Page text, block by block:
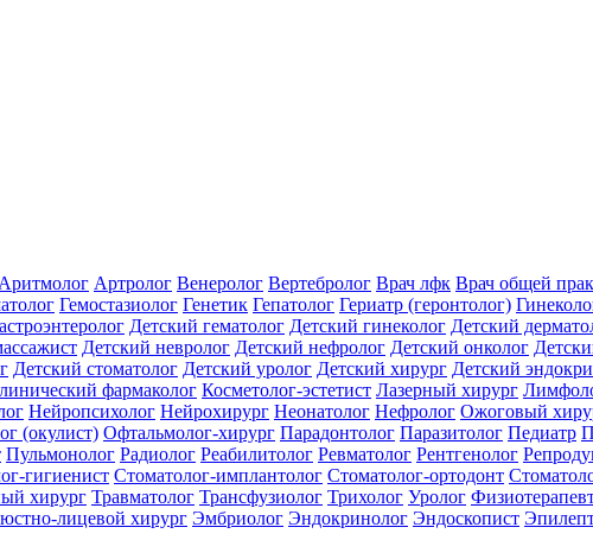
Аритмолог Артролог Венеролог Вертебролог Врач лфк Врач общей
Гемостазиолог Генетик Гепатолог Гериатр (геронтолог)
Детский гематолог Детский гинеколог Детский
Детский невролог Детский нефролог Детский онколог
Детский стоматолог Детский уролог Детский хирург Детский
фармаколог Косметолог-эстетист Лазерный хирург
Нейропсихолог Нейрохирург Неонатолог Нефролог Ожоговый
(окулист) Офтальмолог-хирург Парадонтолог Паразитолог Педиатр
Пульмонолог Радиолог Реабилитолог Ревматолог Рентгенолог
гигиенист Стоматолог-имплантолог Стоматолог-ортодонт
хирург Травматолог Трансфузиолог Трихолог Уролог
лицевой хирург Эмбриолог Эндокринолог Эндоскопист